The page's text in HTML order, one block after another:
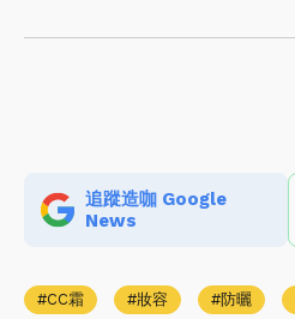
追蹤造咖 Google
News
CC霜 妝容 防曬